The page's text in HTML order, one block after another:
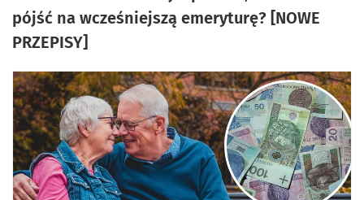
pójść na wcześniejszą emeryturę? [NOWE
PRZEPISY]